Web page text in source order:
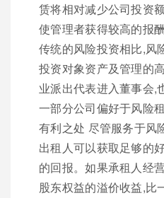
赁将相对减少公司投资
使管理者获得较高的报
传统的风险投资相比,风
投资对象资产及管理的
业派出代表进入董事会,
一部分公司偏好于风险
有利之处 尽管服务于风
出租人可以获取足够的
的回报。如果承租人经
股东权益的溢价收益,比